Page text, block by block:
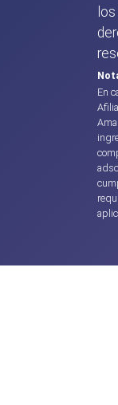
los
En